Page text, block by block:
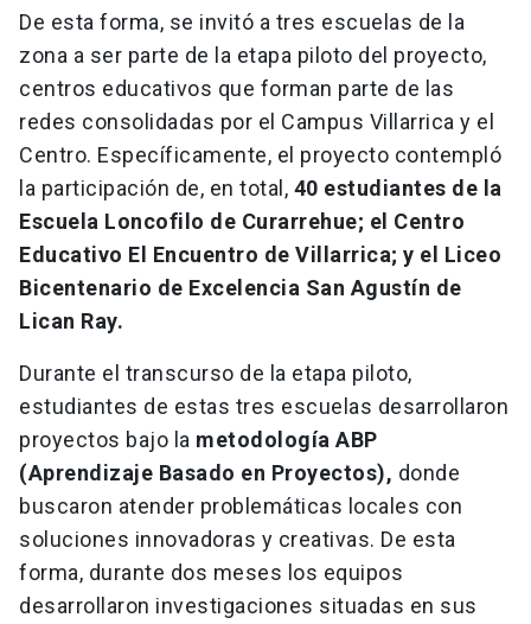
De esta forma, se invitó a tres escuelas de la
zona a ser parte de la etapa piloto del proyecto,
centros educativos que forman parte de las
redes consolidadas por el Campus Villarrica y el
Centro. Específicamente, el proyecto contempló
la participación de, en total, 40 estudiantes de la
Escuela Loncofilo de Curarrehue; el Centro
Educativo El Encuentro de Villarrica; y el Liceo
Bicentenario de Excelencia San Agustín de
Lican Ray.
Durante el transcurso de la etapa piloto,
estudiantes de estas tres escuelas desarrollaron
proyectos bajo la metodología ABP
(Aprendizaje Basado en Proyectos), donde
buscaron atender problemáticas locales con
soluciones innovadoras y creativas. De esta
forma, durante dos meses los equipos
desarrollaron investigaciones situadas en sus